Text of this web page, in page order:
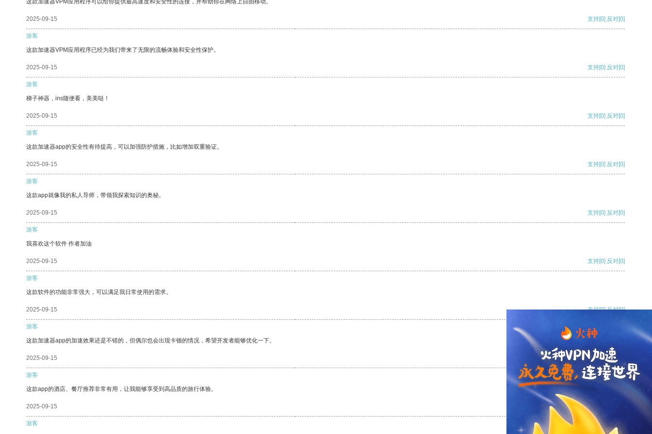
这款加速器VPM应用程序可以给你提供最高速度和安全性的连接，并帮助你在网络上自由移动。
2025-09-15 支持[0] 反对[0]
游客
这款加速器VPM应用程序已经为我们带来了无限的流畅体验和安全性保护。
2025-09-15 支持[0] 反对[0]
游客
梯子神器，ins随便看，美美哒！
2025-09-15 支持[0] 反对[0]
游客
这款加速器app的安全性有待提高，可以加强防护措施，比如增加双重验证。
2025-09-15 支持[0] 反对[0]
游客
这款app就像我的私人导师，带领我探索知识的奥秘。
2025-09-15 支持[0] 反对[0]
游客
我喜欢这个软件 作者加油
2025-09-15 支持[0] 反对[0]
游客
这款软件的功能非常强大，可以满足我日常使用的需求。
2025-09-15 支持[0] 反对[0]
游客
这款加速器app的加速效果还是不错的，但偶尔也会出现卡顿的情况，希望开发者能够优化一下。
2025-09-15 支持[0] 反对
游客
这款app的酒店、餐厅推荐非常有用，让我能够享受到高品质的旅行体验。
2025-09-15 支持
游客